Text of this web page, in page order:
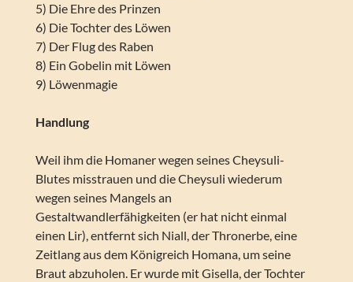
5) Die Ehre des Prinzen
6) Die Tochter des Löwen
7) Der Flug des Raben
8) Ein Gobelin mit Löwen
9) Löwenmagie
Handlung
Weil ihm die Homaner wegen seines Cheysuli-
Blutes misstrauen und die Cheysuli wiederum
wegen seines Mangels an
Gestaltwandlerfähigkeiten (er hat nicht einmal
einen Lir), entfernt sich Niall, der Thronerbe, eine
Zeitlang aus dem Königreich Homana, um seine
Braut abzuholen. Er wurde mit Gisella, der Tochter